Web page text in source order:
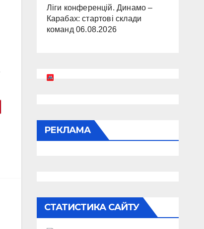
Ліги конференцій. Динамо –
Карабах: стартові склади
команд 06.08.2026
РЕКЛАМА
СТАТИСТИКА САЙТУ